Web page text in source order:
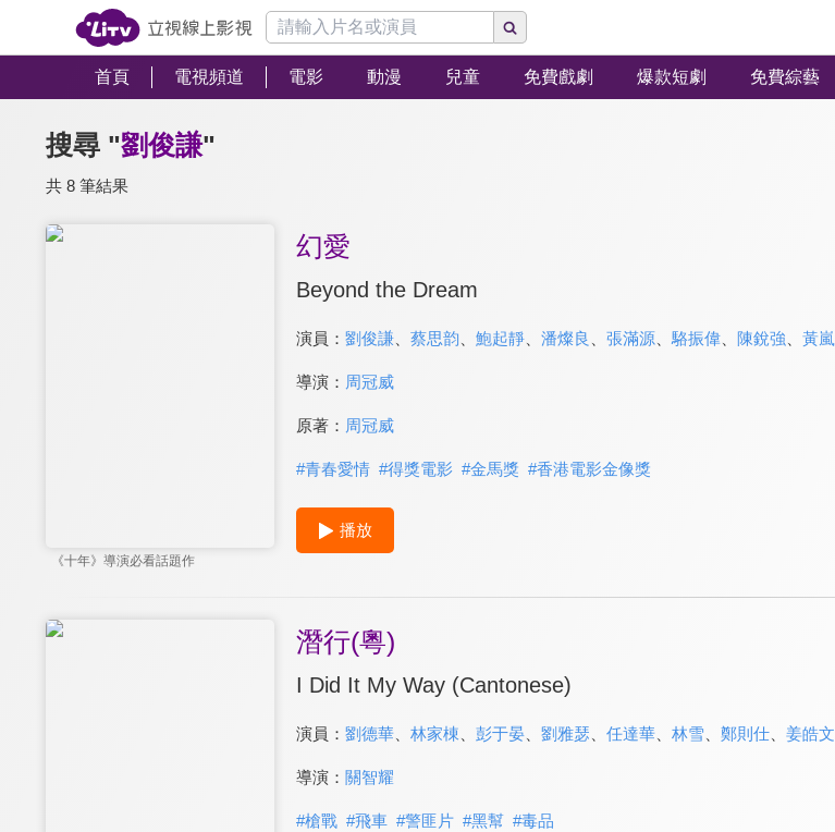
首頁 電視頻道 電影 動漫 兒童 免費戲劇 爆款短劇 免費綜藝
搜尋 "劉俊謙"
共 8 筆結果
《十年》導演必看話題作
幻愛
Beyond the Dream
演員： 劉俊謙、 蔡思韵 鮑起靜、 潘燦良 張滿源、 駱振偉、 陳銳強 黃嵐
導演： 周冠威
原著： 周冠威
#青春愛情 #得獎電影 #金馬獎 #香港電影金像獎
播放
潛行(粵)
I Did It My Way (Cantonese)
演員： 劉德華、 林家棟 彭于晏、 劉雅瑟 任達華、 林雪 鄭則仕、 姜皓文
導演： 關智耀
#槍戰 #飛車 #警匪片 #黑幫 #毒品